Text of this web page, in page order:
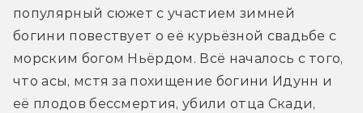
популярный сюжет с участием зимней
богини повествует о её курьёзной свадьбе с
морским богом Ньёрдом. Всё началось с того,
что асы, мстя за похищение богини Идунн и
её плодов бессмертия, убили отца Скади,